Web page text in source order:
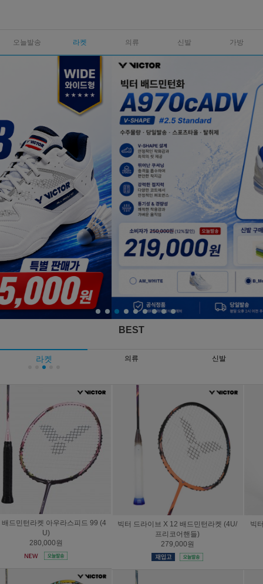
오늘발송 라켓 의류 신발 가방
BEST
라켓 의류 신발
빅터 드라이브 X 12 배드민턴라켓 (4U/
프리코어핸들)
279,000원
빅터 라켓 아우라스피드 팬텀 F (4U/프
리코어핸들)
239,000원